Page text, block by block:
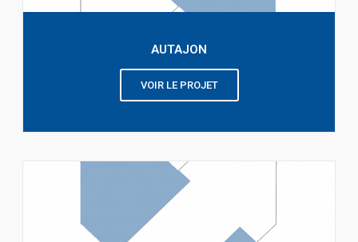
AUTAJON
VOIR LE PROJET